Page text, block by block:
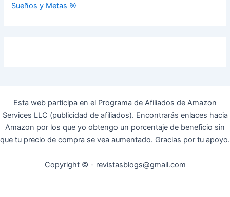
Sueños y Metas 🎯
Esta web participa en el Programa de Afiliados de Amazon
Services LLC (publicidad de afiliados). Encontrarás enlaces hacia
Amazon por los que yo obtengo un porcentaje de beneficio sin
que tu precio de compra se vea aumentado. Gracias por tu apoyo.
Copyright © - revistasblogs@gmail.com